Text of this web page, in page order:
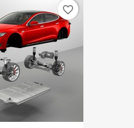
favorite_border